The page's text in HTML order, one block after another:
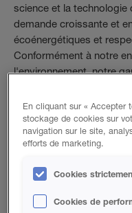
science et la
demande croissante et
écoénergétiques et
Conformément à notre
l'environnement, notre
MOUSSE À
En cliquant sur « Accepter
stockage de cookies sur
navigation sur le site,
efforts de marketing.
Cookies
Cookies de